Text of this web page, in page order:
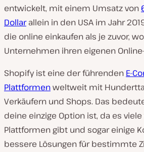
entwickelt, mit einem Umsatz von
Dollarallein in den USA im Jahr
die online einkaufen als je zuvor,
Unternehmen ihren eigenen
Shopify ist eine der führenden E-
Plattformenweltweit mit
Verkäufern und Shops. Das
deine einzige Option ist, da es
Plattformen gibt und sogar einige
bessere Lösungen für bestimmte